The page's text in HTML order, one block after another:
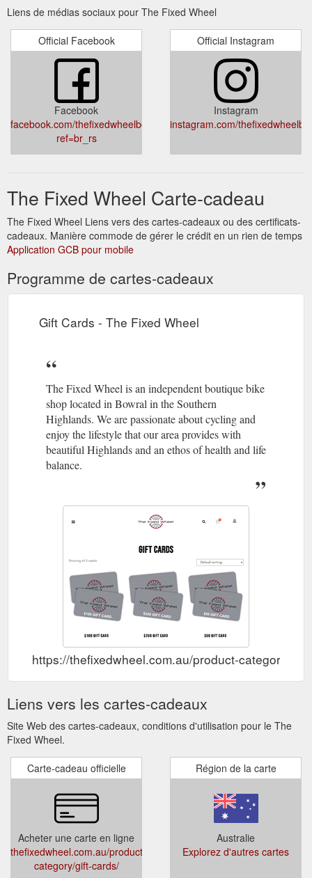
Liens de médias sociaux pour The Fixed Wheel
Official Facebook
Facebook
facebook.com/thefixedwheelbowral/?
ref=br_rs
Official Instagram
Instagram
instagram.com/
The Fixed Wheel Carte-cadeau
The Fixed Wheel Liens vers des cartes-cadeaux ou des certificats-
cadeaux. Manière commode de gérer le crédit en un rien de temps
Application GCB pour mobile
Programme de cartes-cadeaux
Gift Cards - The Fixed Wheel
The Fixed Wheel is an independent boutique bike
shop located in Bowral in the Southern
Highlands. We are passionate about cycling and
enjoy the lifestyle that our area provides with
beautiful Highlands and an ethos of health and life
balance.
https://thefixedwheel.com.au/product-category/
Liens vers les cartes-cadeaux
Site Web des cartes-cadeaux, conditions d'utilisation pour le The
Fixed Wheel.
Carte-cadeau officielle
Acheter une carte en ligne
thefixedwheel.com.au/product-
category/gift-cards/
Région de la carte
Australie
Explorez d'autres cartes